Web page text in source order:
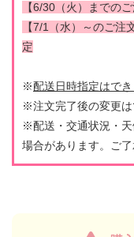
【6/30（火）までのご
【7/1（水）～のご注
定
※配送日時指定はでき
※注文完了後の変更は
※配送・交通状況・
場合があります。ご了